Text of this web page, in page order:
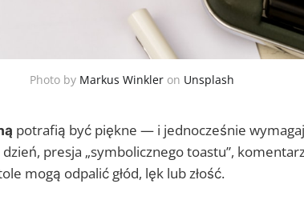
Photo by Markus Winkleron Unsplash
potrafią być piękne — i jednocześnie
presja „symbolicznego toastu”,
mogą odpalić głód, lęk lub złość.